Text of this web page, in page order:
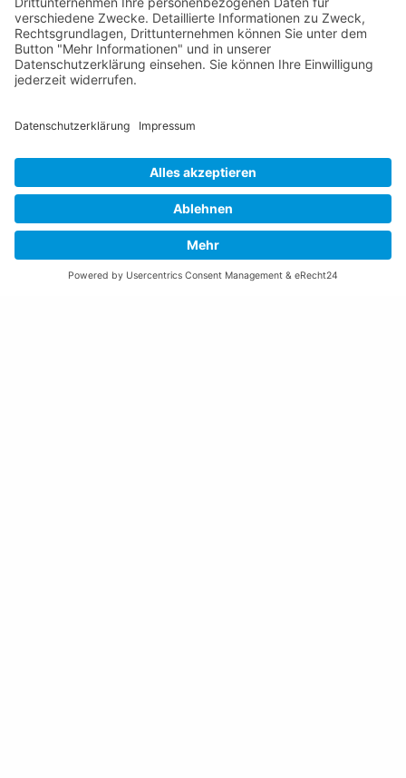
Impressum
Datenschutzerklärung
Nutzungsbedingungen Chatbot
Barrierefreiheit
Öffnungszeiten Rathaus
Montag bis Donnerstag:
08:00 – 11:30 und 13:30 – 17:00 Uhr
(vor Feiertagen bis 16:00 Uhr)
Freitag:
08:00 – 11:30 Uhr